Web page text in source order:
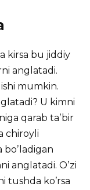
kirsa bu jiddiy
anglatadi.
mumkin.
U kimni
qarab taʼbir
chiroyli
boʼladigan
anglatadi. Oʼzi
tushda koʼrsa